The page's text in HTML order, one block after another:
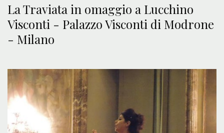
La Traviata in omaggio a Lucchino
Visconti - Palazzo Visconti di Modrone
- Milano